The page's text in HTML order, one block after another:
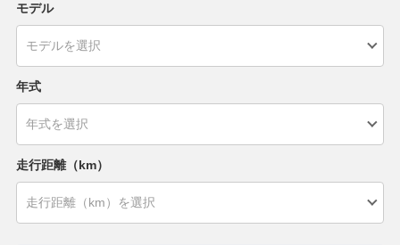
モデル
年式
走行距離（km）